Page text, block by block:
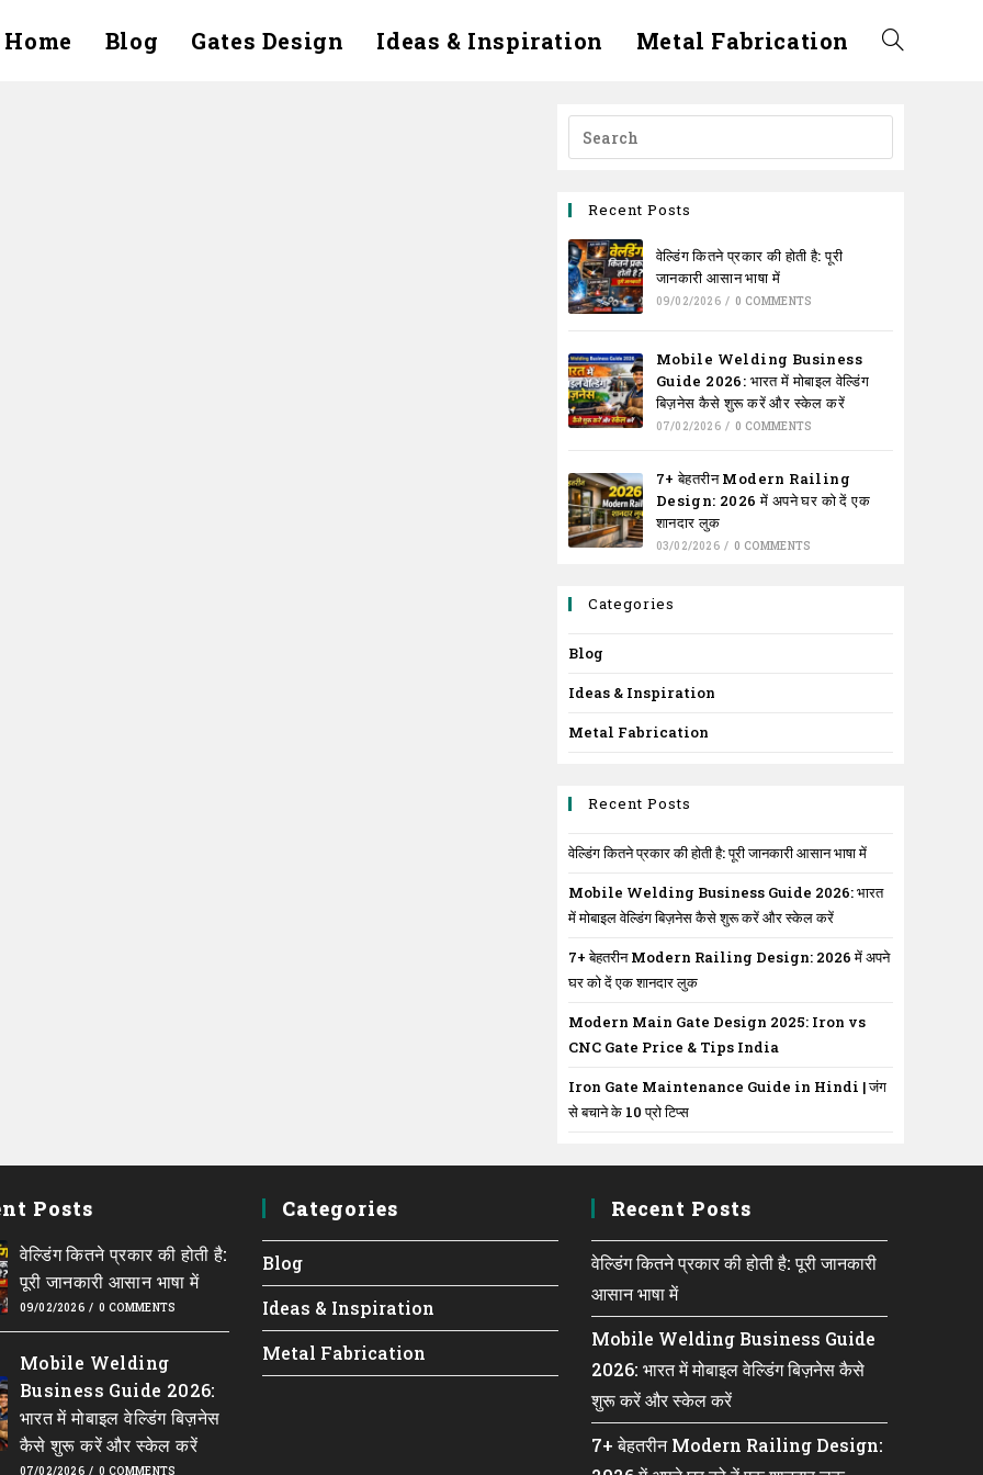
Home Blog Gates Design Ideas & Inspiration Metal Fabrication Toggle
website
Recent Posts
वेल्डिंग कितने प्रकार की होती है: पूरी
जानकारी आसान भाषा में
09/02/2026 / 0 COMMENTS
Mobile Welding Business
Guide 2026: भारत में मोबाइल वेल्डिंग
बिज़नेस कैसे शुरू करें और स्केल करें
07/02/2026 / 0 COMMENTS
7+ बेहतरीन Modern Railing
Design: 2026 में अपने घर को दें एक
शानदार लुक
03/02/2026 / 0 COMMENTS
Categories
Blog
Ideas & Inspiration
Metal Fabrication
Recent Posts
वेल्डिंग कितने प्रकार की होती है: पूरी जानकारी आसान भाषा में
Mobile Welding Business Guide 2026: भारत
में मोबाइल वेल्डिंग बिज़नेस कैसे शुरू करें और स्केल करें
7+ बेहतरीन Modern Railing Design: 2026 में अपने
घर को दें एक शानदार लुक
Modern Main Gate Design 2025: Iron vs
CNC Gate Price & Tips India
Iron Gate Maintenance Guide in Hindi | जंग
से बचाने के 10 प्रो टिप्स
Posts
वेल्डिंग कितने प्रकार की होती है:
पूरी जानकारी आसान भाषा में
09/02/2026 / 0 COMMENTS
Mobile Welding
Business Guide 2026:
भारत में मोबाइल वेल्डिंग बिज़नेस
कैसे शुरू करें और स्केल करें
07/02/2026 / 0 COMMENTS
Categories
Blog
Ideas & Inspiration
Metal Fabrication
Recent Posts
वेल्डिंग कितने प्रकार की होती है: पूरी जानकारी
आसान भाषा में
Mobile Welding Business Guide
2026: भारत में मोबाइल वेल्डिंग बिज़नेस कैसे
शुरू करें और स्केल करें
7+ बेहतरीन Modern Railing Design: